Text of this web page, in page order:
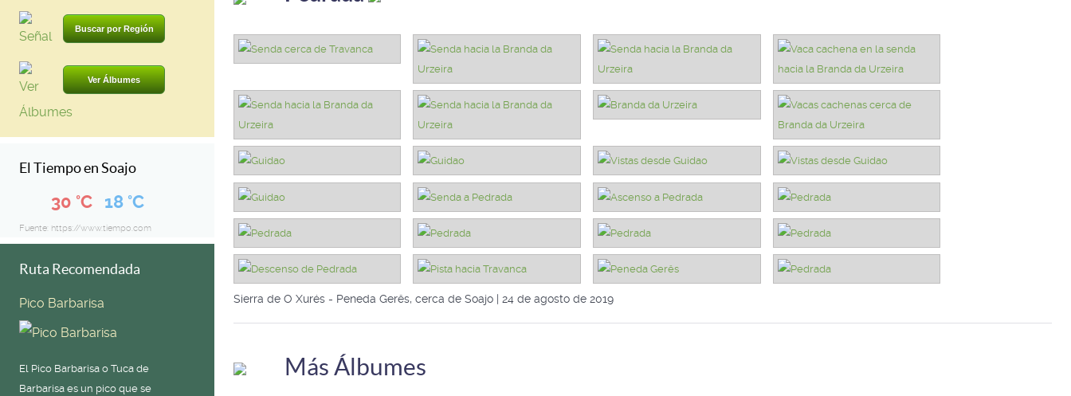
Buscar por Región
Ver Álbumes
El Tiempo en Soajo
30 °C 18 °C
Fuente: https://www.tiempo.com
Ruta Recomendada
Pico Barbarisa
El Pico Barbarisa o Tuca de
Barbarisa es un pico que se
Sierra de O Xurés - Peneda Gerês, cerca de Soajo | 24 de agosto de 2019
Más Álbumes